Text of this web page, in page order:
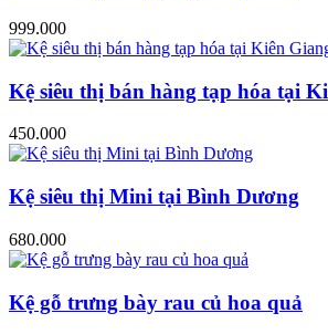
999.000
Kệ siêu thị bán hàng tạp hóa tại
450.000
Kệ siêu thị Mini tại Bình Dương
680.000
Kệ gỗ trưng bày rau củ hoa quả